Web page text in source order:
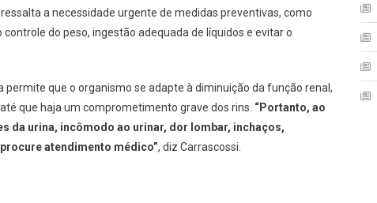
a necessidade urgente de medidas preventivas, como
do peso, ingestão adequada de líquidos e evitar o
que o organismo se adapte à diminuição da função renal,
que haja um comprometimento grave dos rins. “Portanto, ao
da urina, incômodo ao urinar, dor lombar, inchaços,
atendimento médico”, diz Carrascossi.